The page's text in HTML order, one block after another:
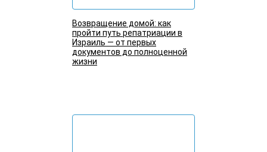
Возвращение домой: как
пройти путь репатриации в
Израиль — от первых
документов до полноценной
жизни